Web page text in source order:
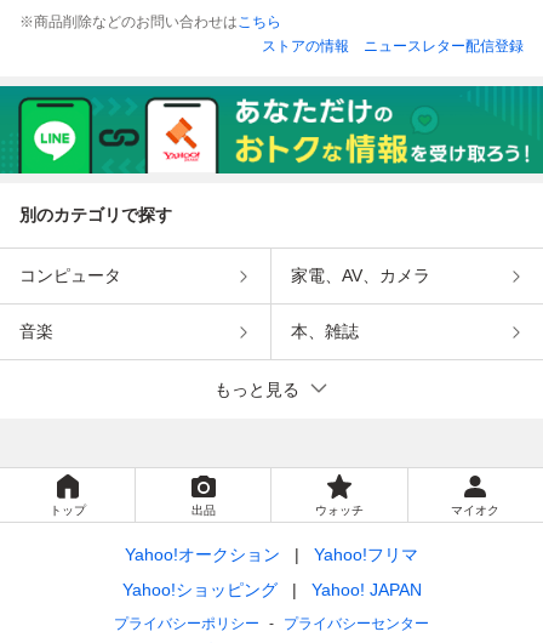
※商品削除などのお問い合わせはこちら
ストアの情報
ニュースレター配信登録
別のカテゴリで探す
コンピュータ 家電、AV、カメラ
音楽 本、雑誌
もっと見る
トップ 出品 ウォッチ マイオク
Yahoo!オークション
Yahoo!フリマ
Yahoo!ショッピング
Yahoo! JAPAN
プライバシーポリシー
プライバシーセンター